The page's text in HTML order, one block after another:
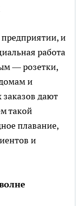
и
работа
— розетки,
и
дают
такой
плавание,
и